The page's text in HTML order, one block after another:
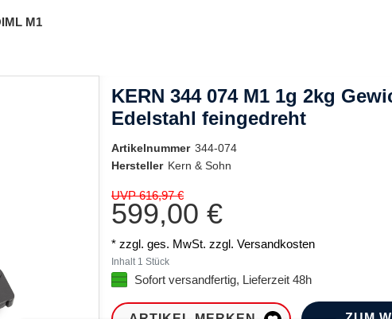
M1
KERN 344 074 M1 1g 2kg
Edelstahl feingedreht
Artikelnummer 344-074
Hersteller Kern & Sohn
UVP 616,97 €
599,00 €
* zzgl. ges. MwSt. zzgl. Versandkosten
Inhalt 1 Stück
Sofort versandfertig, Lieferzeit 48h